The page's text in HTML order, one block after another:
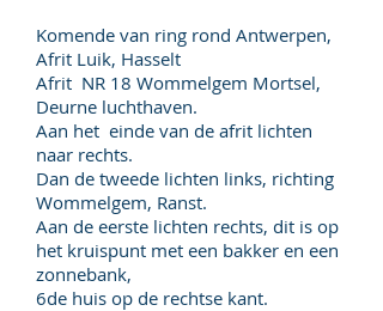
Komende van ring rond Antwerpen,
Afrit Luik, Hasselt
Afrit NR 18 Wommelgem Mortsel,
Deurne luchthaven.
Aan het einde van de afrit lichten
naar rechts.
Dan de tweede lichten links, richting
Wommelgem, Ranst.
Aan de eerste lichten rechts, dit is op
het kruispunt met een bakker en een
zonnebank,
6de huis op de rechtse kant.